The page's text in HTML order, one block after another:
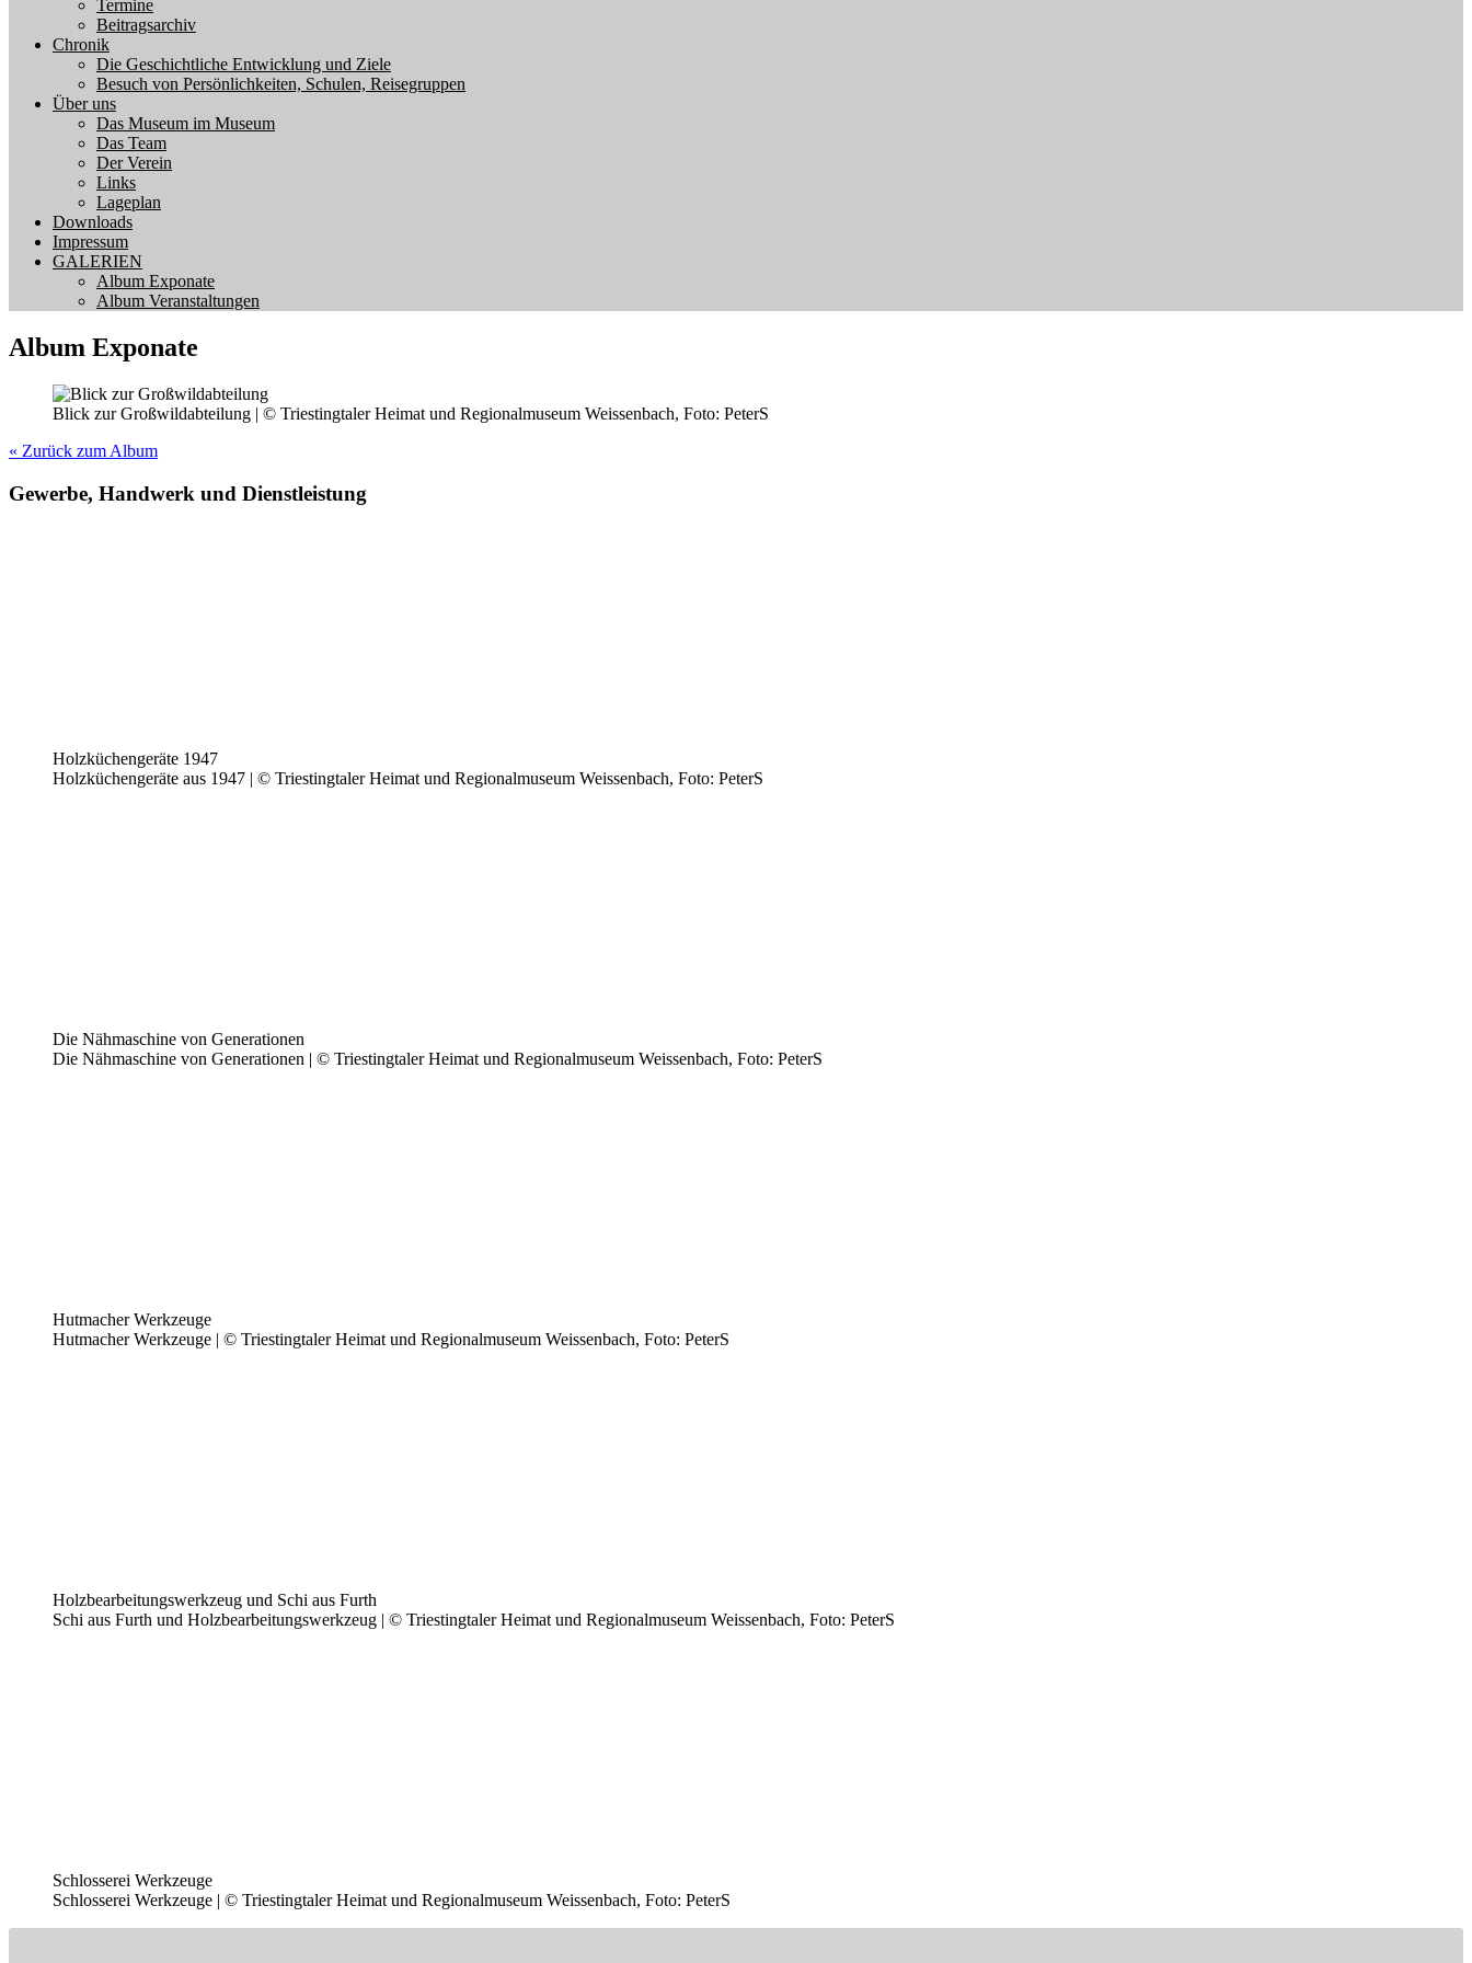
Termine
Beitragsarchiv
Chronik
Die Geschichtliche Entwicklung und Ziele
Besuch von Persönlichkeiten, Schulen, Reisegruppen
Über uns
Das Museum im Museum
Das Team
Der Verein
Links
Lageplan
Downloads
Impressum
GALERIEN
Album Exponate
Album Veranstaltungen
Album Exponate
Blick zur Großwildabteilung | © Triestingtaler Heimat und Regionalmuseum Weissenbach, Foto: PeterS
« Zurück zum Album
Gewerbe, Handwerk und Dienstleistung
Holzküchengeräte 1947
Holzküchengeräte aus 1947 | © Triestingtaler Heimat und Regionalmuseum Weissenbach, Foto: PeterS
Die Nähmaschine von Generationen
Die Nähmaschine von Generationen | © Triestingtaler Heimat und Regionalmuseum Weissenbach, Foto: PeterS
Hutmacher Werkzeuge
Hutmacher Werkzeuge | © Triestingtaler Heimat und Regionalmuseum Weissenbach, Foto: PeterS
Holzbearbeitungswerkzeug und Schi aus Furth
Schi aus Furth und Holzbearbeitungswerkzeug | © Triestingtaler Heimat und Regionalmuseum Weissenbach, Foto: PeterS
Schlosserei Werkzeuge
Schlosserei Werkzeuge | © Triestingtaler Heimat und Regionalmuseum Weissenbach, Foto: PeterS